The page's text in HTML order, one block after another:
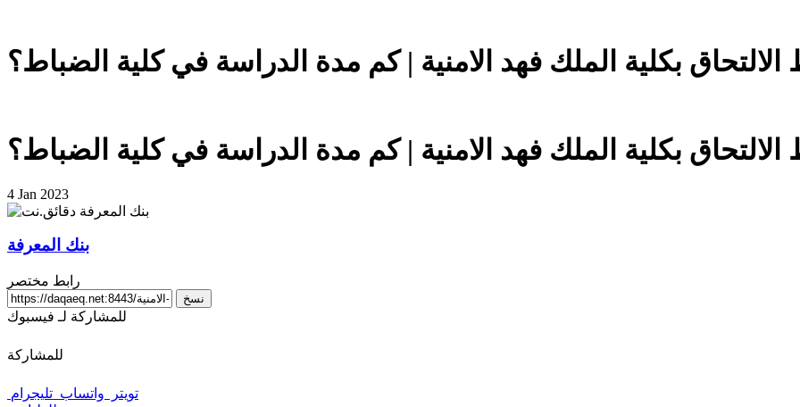
بكلية الملك فهد الامنية | كم مدة الدراسة في كلية الضباط؟
بكلية الملك فهد الامنية | كم مدة الدراسة في كلية الضباط؟
4 Jan 2023
بنك المعرفة
رابط مختصر
نسخ
للمشاركة لـ فيسبوك
للمشاركة
تويتر واتساب تليجرام